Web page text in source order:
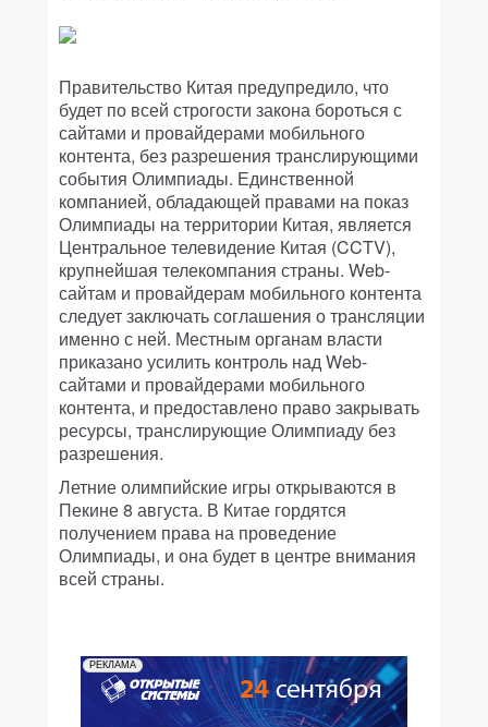
Правительство Китая предупредило, что
будет по всей строгости закона бороться с
сайтами и провайдерами мобильного
контента, без разрешения транслирующими
события Олимпиады. Единственной
компанией, обладающей правами на показ
Олимпиады на территории Китая, является
Центральное телевидение Китая (CCTV),
крупнейшая телекомпания страны. Web-
сайтам и провайдерам мобильного контента
следует заключать соглашения о трансляции
именно с ней. Местным органам власти
приказано усилить контроль над Web-
сайтами и провайдерами мобильного
контента, и предоставлено право закрывать
ресурсы, транслирующие Олимпиаду без
разрешения.
Летние олимпийские игры открываются в
Пекине 8 августа. В Китае гордятся
получением права на проведение
Олимпиады, и она будет в центре внимания
всей страны.
РЕКЛАМА